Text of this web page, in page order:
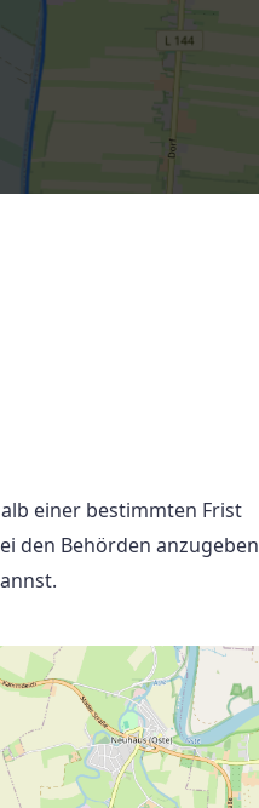
einer bestimmten Frist
den Behörden anzugeben